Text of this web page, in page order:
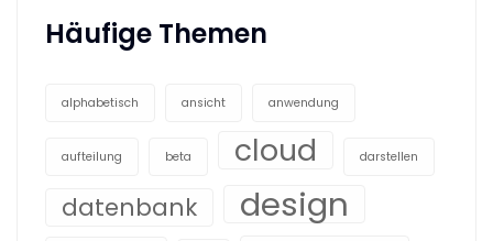
Häufige Themen
alphabetisch ansicht anwendung
aufteilung beta cloud darstellen
datenbank design